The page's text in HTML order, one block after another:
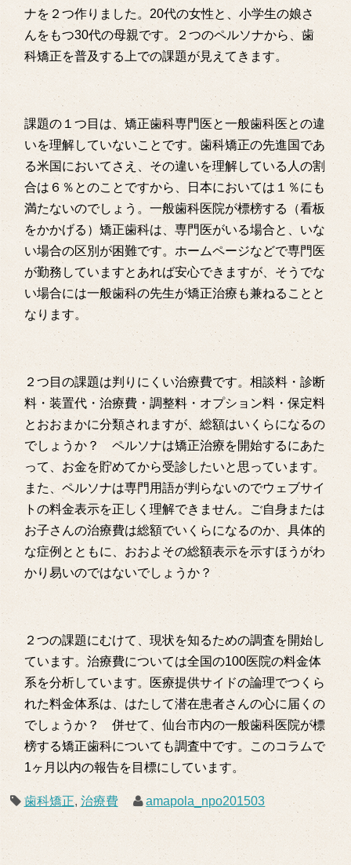
ナを２つ作りました。20代の女性と、小学生の娘さ
んをもつ30代の母親です。２つのペルソナから、歯
科矯正を普及する上での課題が見えてきます。
課題の１つ目は、矯正歯科専門医と一般歯科医との違
いを理解していないことです。歯科矯正の先進国であ
る米国においてさえ、その違いを理解している人の割
合は６％とのことですから、日本においては１％にも
満たないのでしょう。一般歯科医院が標榜する（看板
をかかげる）矯正歯科は、専門医がいる場合と、いな
い場合の区別が困難です。ホームページなどで専門医
が勤務していますとあれば安心できますが、そうでな
い場合には一般歯科の先生が矯正治療も兼ねることと
なります。
２つ目の課題は判りにくい治療費です。相談料・診断
料・装置代・治療費・調整料・オプション料・保定料
とおおまかに分類されますが、総額はいくらになるの
でしょうか？ ペルソナは矯正治療を開始するにあた
って、お金を貯めてから受診したいと思っています。
また、ペルソナは専門用語が判らないのでウェブサイ
トの料金表示を正しく理解できません。ご自身または
お子さんの治療費は総額でいくらになるのか、具体的
な症例とともに、おおよその総額表示を示すほうがわ
かり易いのではないでしょうか？
２つの課題にむけて、現状を知るための調査を開始し
ています。治療費については全国の100医院の料金体
系を分析しています。医療提供サイドの論理でつくら
れた料金体系は、はたして潜在患者さんの心に届くの
でしょうか？ 併せて、仙台市内の一般歯科医院が標
榜する矯正歯科についても調査中です。このコラムで
1ヶ月以内の報告を目標にしています。
歯科矯正, 治療費 amapola_npo201503